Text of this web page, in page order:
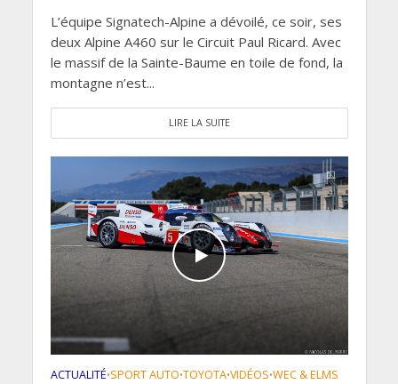
L’équipe Signatech-Alpine a dévoilé, ce soir, ses
deux Alpine A460 sur le Circuit Paul Ricard. Avec
le massif de la Sainte-Baume en toile de fond, la
montagne n’est...
LIRE LA SUITE
ACTUALITÉ•SPORT AUTO•TOYOTA•VIDÉOS•WEC & ELMS